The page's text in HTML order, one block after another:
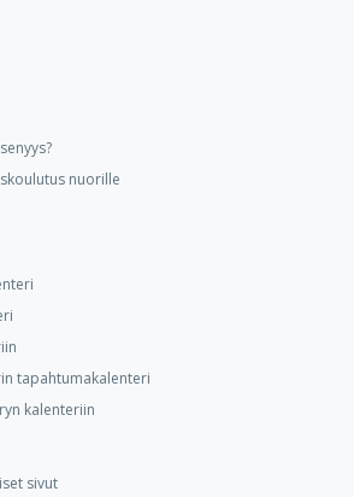
nuorille
tapahtumakalenteri
kalenteriin
sivut